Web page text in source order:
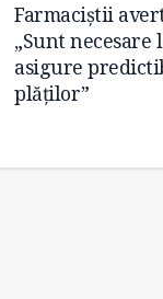
Farmaciștii
„Sunt necesare
asigure
plăților”